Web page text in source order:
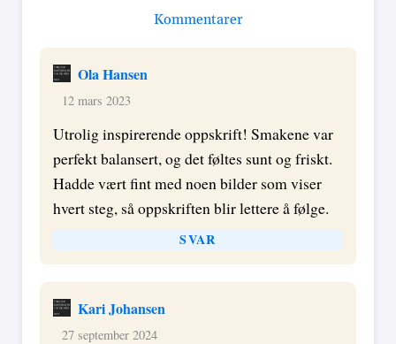
Kommentarer
Ola Hansen
12 mars 2023
Utrolig inspirerende oppskrift! Smakene var
perfekt balansert, og det føltes sunt og friskt.
Hadde vært fint med noen bilder som viser
hvert steg, så oppskriften blir lettere å følge.
SVAR
Kari Johansen
27 september 2024